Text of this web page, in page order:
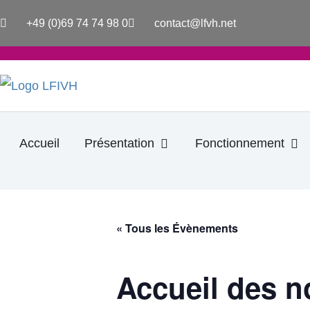
+49 (0)69 74 74 98 0 contact@lfvh.net
Accueil Présentation Ouvrir Présentation
Fonctionnement
« Tous les Évènements
Accueil des